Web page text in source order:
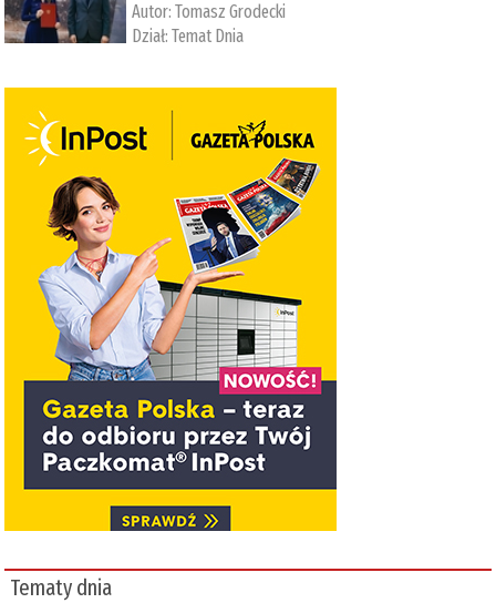
Autor:Tomasz Grodecki
Dział:Temat Dnia
Tematy dnia